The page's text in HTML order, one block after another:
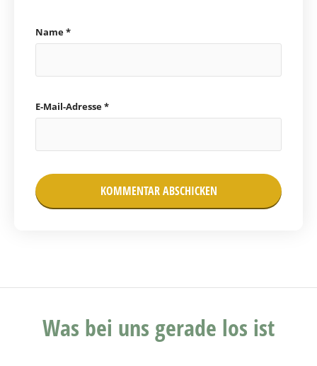
Name*
E-Mail-Adresse*
Was bei uns gerade los ist